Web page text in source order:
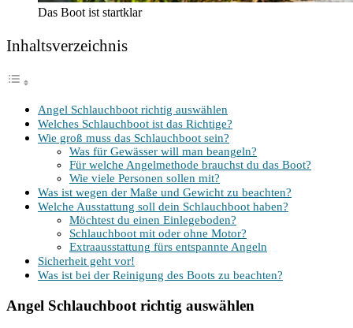
Das Boot ist startklar
Inhalts­ver­zeich­nis
Angel Schlauch­boot rich­tig auswählen
Wel­ches Schlauch­boot ist das Richtige?
Wie groß muss das Schlauch­boot sein?
Was für Gewäs­ser will man beangeln?
Für wel­che Angel­me­tho­de brauchst du das Boot?
Wie vie­le Per­so­nen sol­len mit?
Was ist wegen der Maße und Gewicht zu beachten?
Wel­che Aus­stat­tung soll dein Schlauch­boot haben?
Möch­test du einen Einlegeboden?
Schlauch­boot mit oder ohne Motor?
Extra­aus­stat­tung fürs ent­spann­te Angeln
Sicher­heit geht vor!
Was ist bei der Rei­ni­gung des Boots zu beachten?
Angel Schlauchboot richtig auswählen